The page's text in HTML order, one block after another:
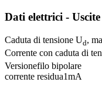
Dati elettrici -
Caduta di tensione Ud,
Corrente con caduta di
Versionefilo bipolare
corrente residua1mA